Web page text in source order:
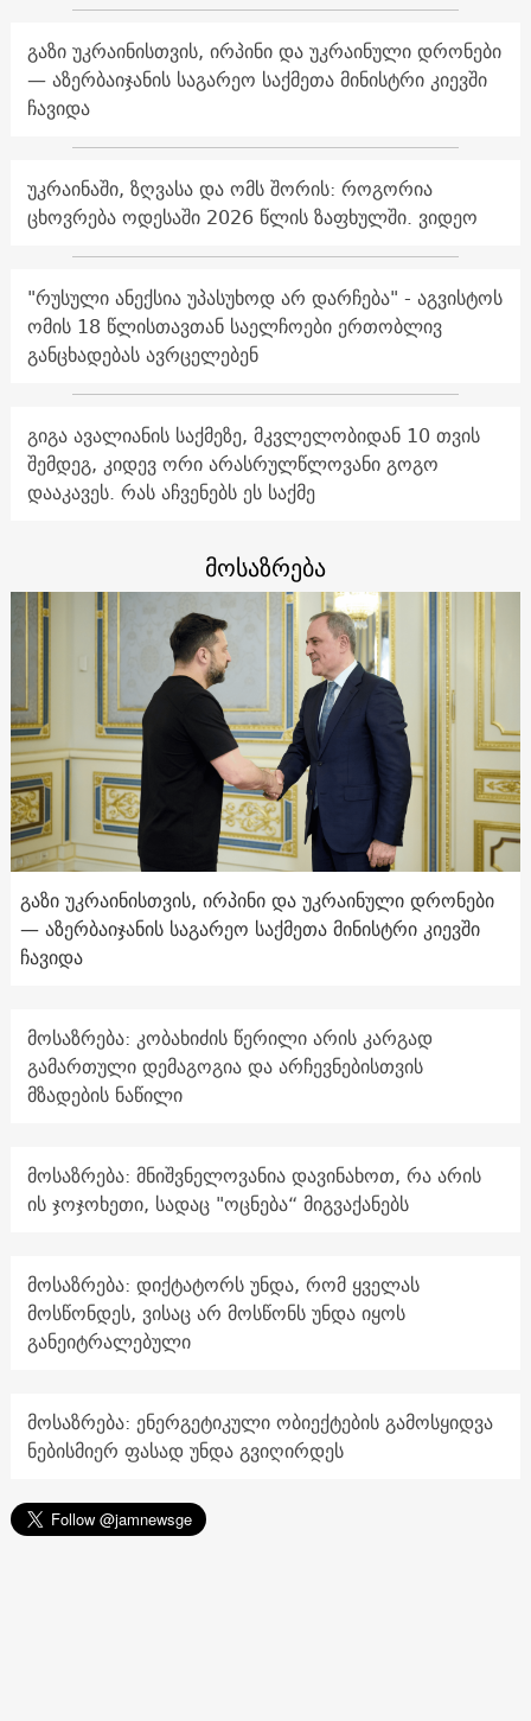
გაზი უკრაინისთვის, ირპინი და უკრაინული დრონები
— აზერბაიჯანის საგარეო საქმეთა მინისტრი კიევში
ჩავიდა
უკრაინაში, ზღვასა და ომს შორის: როგორია
ცხოვრება ოდესაში 2026 წლის ზაფხულში. ვიდეო
"რუსული ანექსია უპასუხოდ არ დარჩება" - აგვისტოს
ომის 18 წლისთავთან საელჩოები ერთობლივ
განცხადებას ავრცელებენ
გიგა ავალიანის საქმეზე, მკვლელობიდან 10 თვის
შემდეგ, კიდევ ორი არასრულწლოვანი გოგო
დააკავეს. რას აჩვენებს ეს საქმე
მოსაზრება
გაზი უკრაინისთვის, ირპინი და უკრაინული დრონები
— აზერბაიჯანის საგარეო საქმეთა მინისტრი კიევში
ჩავიდა
მოსაზრება: კობახიძის წერილი არის კარგად
გამართული დემაგოგია და არჩევნებისთვის
მზადების ნაწილი
მოსაზრება: მნიშვნელოვანია დავინახოთ, რა არის
ის ჯოჯოხეთი, სადაც "ოცნება“ მიგვაქანებს
მოსაზრება: დიქტატორს უნდა, რომ ყველას
მოსწონდეს, ვისაც არ მოსწონს უნდა იყოს
განეიტრალებული
მოსაზრება: ენერგეტიკული ობიექტების გამოსყიდვა
ნებისმიერ ფასად უნდა გვიღირდეს